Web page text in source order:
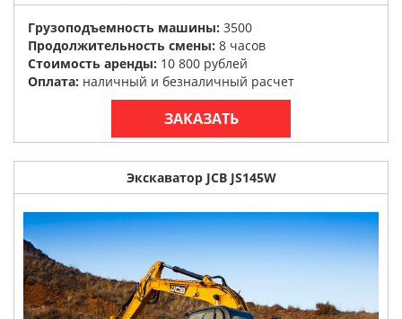
Грузоподъемность машины: 3500
Продолжительность смены: 8 часов
Стоимость аренды: 10 800 рублей
Оплата: наличный и безналичный расчет
ЗАКАЗАТЬ
Экскаватор JCB JS145W